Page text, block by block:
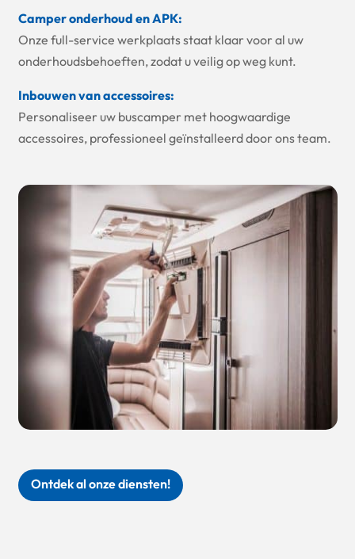
Camper onderhoud en APK:
Onze full-service werkplaats staat klaar voor al uw
onderhoudsbehoeften, zodat u veilig op weg kunt.
Inbouwen van accessoires:
Personaliseer uw buscamper met hoogwaardige
accessoires, professioneel geïnstalleerd door ons team.
Ontdek al onze diensten!